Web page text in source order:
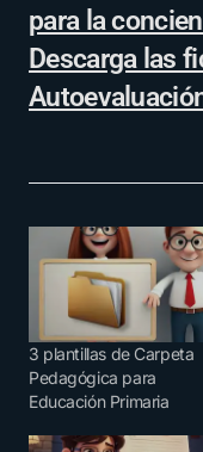
para la
Descarga las
3 plantillas de Carpeta
Pedagógica para
Educación Primaria